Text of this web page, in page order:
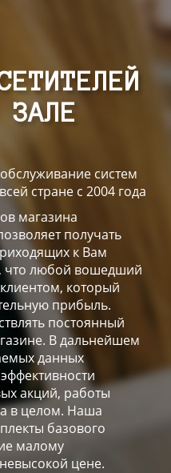
ЗАЛЕ
систем
стране с 2004 года
магазина
получать
к Вам
что любой вошедший
который
прибыль.
постоянный
В дальнейшем
данных
акций, работы
в целом. Наша
базового
малому
цене.